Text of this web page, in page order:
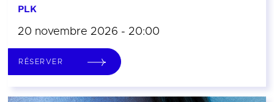
PLK
20 novembre 2026 - 20:00
RÉSERVER